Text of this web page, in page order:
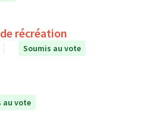
récréation
Soumis au vote
au vote